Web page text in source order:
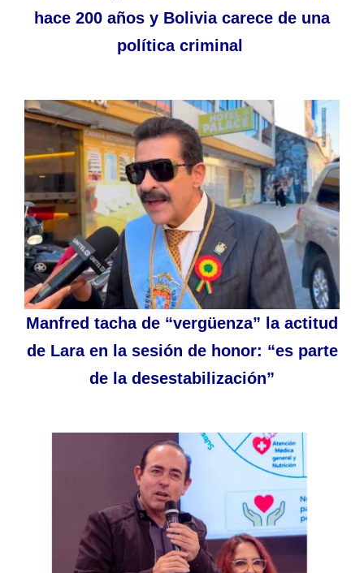
hace 200 años y Bolivia carece de una
política criminal
Manfred tacha de “vergüenza” la actitud
de Lara en la sesión de honor: “es parte
de la desestabilización”